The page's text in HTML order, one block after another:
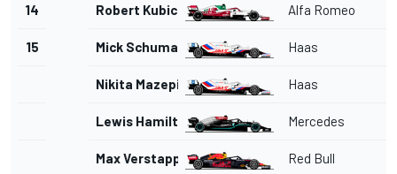
14 Robert Kubica Alfa Romeo
15 Mick Schumacher Haas
Nikita Mazepin Haas
Lewis Hamilton Mercedes
Max Verstappen Red Bull